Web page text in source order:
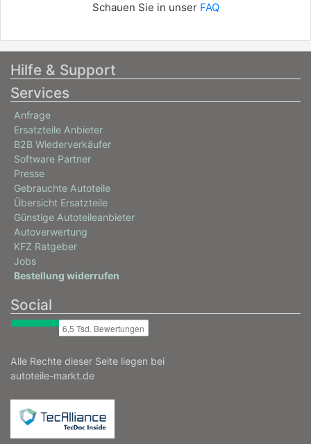
Schauen Sie in unser FAQ
Hilfe & Support
Services
Anfrage
Ersatzteile Anbieter
B2B Wiederverkäufer
Software Partner
Presse
Gebrauchte Autoteile
Übersicht Ersatzteile
Günstige Autoteileanbieter
Autoverwertung
KFZ Ratgeber
Jobs
Bestellung widerrufen
Social
Alle Rechte dieser Seite liegen bei
autoteile-markt.de